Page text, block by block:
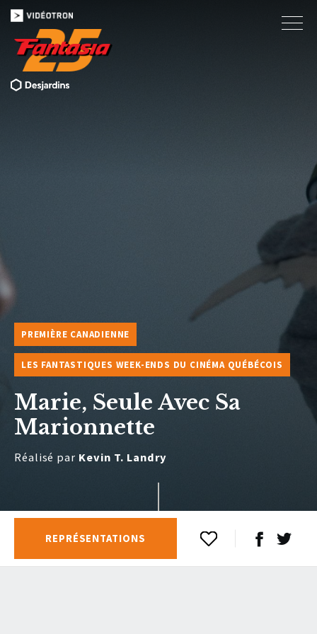
PREMIÈRE CANADIENNE
LES FANTASTIQUES WEEK-ENDS DU CINÉMA QUÉBÉCOIS
Marie, Seule Avec Sa
Marionnette
Réalisé par Kevin T. Landry
REPRÉSENTATIONS